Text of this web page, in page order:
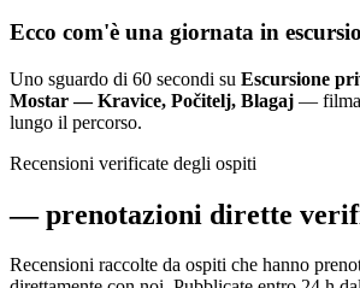
Ecco com'è una giornata in
Uno sguardo di 60 secondi su Escursione
Mostar — Kravice, Počitelj, Blagaj —
lungo il percorso.
Recensioni verificate degli ospiti
—prenotazioni dirette
Recensioni raccolte da ospiti che hanno